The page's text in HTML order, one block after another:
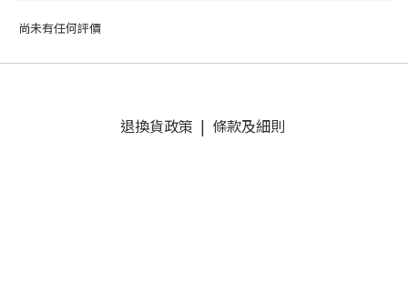
尚未有任何評價
退換貨政策 | 條款及細則